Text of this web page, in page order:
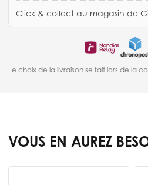
Click & collect au magasin de
Le choix de la livraison se fait lors de la
VOUS EN AUREZ
Press to skip carousel